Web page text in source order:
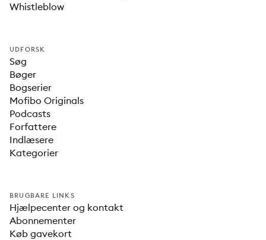
Whistleblow
UDFORSK
Søg
Bøger
Bogserier
Mofibo Originals
Podcasts
Forfattere
Indlæsere
Kategorier
BRUGBARE LINKS
Hjælpecenter og kontakt
Abonnementer
Køb gavekort